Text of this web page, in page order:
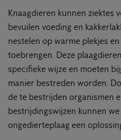
Knaagdieren kunnen ziektes
bevuilen voeding en
nestelen op warme plekjes
toebrengen. Deze
specifieke wijze en moeten
manier bestreden worden.
de te bestrijden organismen
bestrijdingswijzen kunnen
ongedierteplaag een